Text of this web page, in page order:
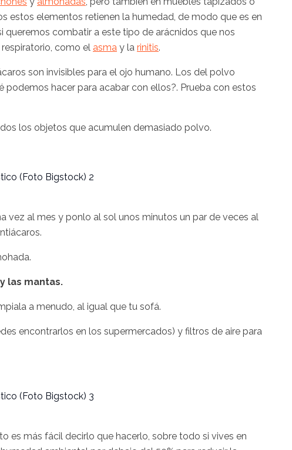
estos elementos retienen la humedad, de modo que es en
combatir a este tipo de arácnidos que nos
como el asma y la rinitis.
son invisibles para el ojo humano. Los del polvo
podemos hacer para acabar con ellos?. Prueba con estos
los objetos que acumulen demasiado polvo.
vez al mes y ponlo al sol unos minutos un par de veces al
las mantas.
a menudo, al igual que tu sofá.
encontrarlos en los supermercados) y filtros de aire para
es más fácil decirlo que hacerlo, sobre todo si vives en